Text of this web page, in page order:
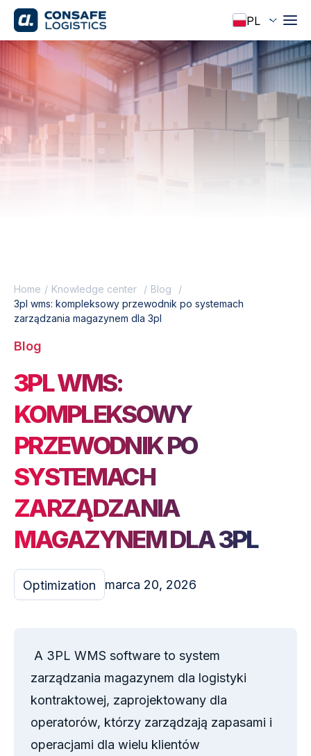
Home Knowledge center
Blog
3pl wms: kompleksowy przewodnik po systemach
zarządzania magazynem dla 3pl
Blog
3PL WMS:
KOMPLEKSOWY
PRZEWODNIK PO
SYSTEMACH
ZARZĄDZANIA
MAGAZYNEM DLA 3PL
Optimization marca 20, 2026
A 3PL WMS software to system
zarządzania magazynem dla logistyki
kontraktowej, zaprojektowany dla
operatorów, którzy zarządzają zapasami i
operacjami dla wielu klientów